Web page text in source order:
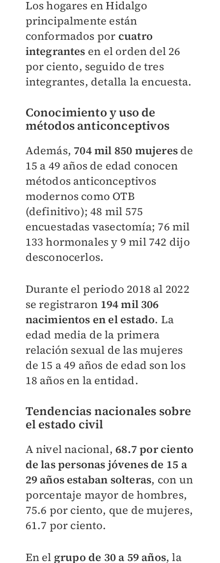
Los hogares en Hidalgo
principalmente están
conformados por cuatro
integrantes en el orden del 26
por ciento, seguido de tres
integrantes, detalla la encuesta.
Conocimiento y uso de
métodos anticonceptivos
Además, 704 mil 850 mujeresde
15 a 49 años de edad conocen
métodos anticonceptivos
modernos como OTB
(definitivo); 48 mil 575
encuestadas vasectomía; 76 mil
133 hormonales y 9 mil 742 dijo
desconocerlos.
Durante el periodo 2018 al 2022
se registraron 194 mil 306
nacimientos en el estado. La
edad media de la primera
relación sexual de las mujeres
de 15 a 49 años de edad son los
18 años en la entidad.
Tendencias nacionales sobre
el estado civil
A nivel nacional,68.7 por ciento
de las personas jóvenes de 15 a
29 años estaban solteras, con un
porcentaje mayor de hombres,
75.6 por ciento, que de mujeres,
61.7 por ciento.
En el grupo de 30 a 59 años, la